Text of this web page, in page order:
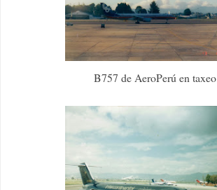
B757 de AeroPerú en taxeo